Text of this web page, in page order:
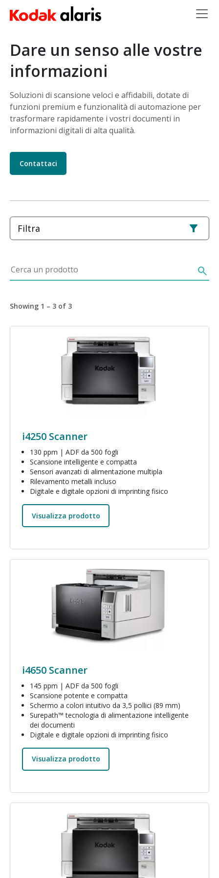
Salta al contenuto principale
Dare un senso alle vostre
informazioni
Soluzioni di scansione veloci e affidabili, dotate di
funzioni premium e funzionalità di automazione per
trasformare rapidamente i vostri documenti in
informazioni digitali di alta qualità.
Contattaci
Filtra
Cerca un prodotto search
Showing 1 – 3 of 3
Immagine
i4250 Scanner
130 ppm | ADF da 500 fogli
Scansione intelligente e compatta
Sensori avanzati di alimentazione multipla
Rilevamento metalli incluso
Digitale e digitale opzioni di imprinting fisico
Visualizza prodotto
i4650 Scanner
145 ppm | ADF da 500 fogli
Scansione potente e compatta
Schermo a colori intuitivo da 3,5 pollici (89 mm)
Surepath™ tecnologia di alimentazione intelligente
dei documenti
Digitale e digitale opzioni di imprinting fisico
Visualizza prodotto
Immagine